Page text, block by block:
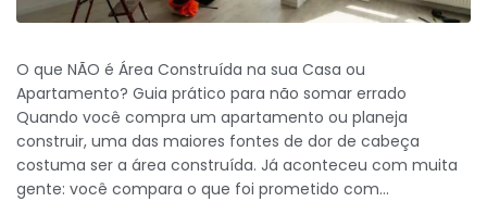
O que NÃO é Área Construída na sua Casa ou
Apartamento? Guia prático para não somar errado
Quando você compra um apartamento ou planeja
construir, uma das maiores fontes de dor de cabeça
costuma ser a área construída. Já aconteceu com muita
gente: você compara o que foi prometido com...